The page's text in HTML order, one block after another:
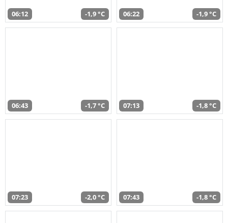
06:12 -1,9 °C 06:22 -1,9 °C
06:43 -1,7 °C 07:13 -1,8 °C
07:23 -2,0 °C 07:43 -1,8 °C